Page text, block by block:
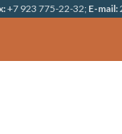
+7 923 775-22-32; E-mail: